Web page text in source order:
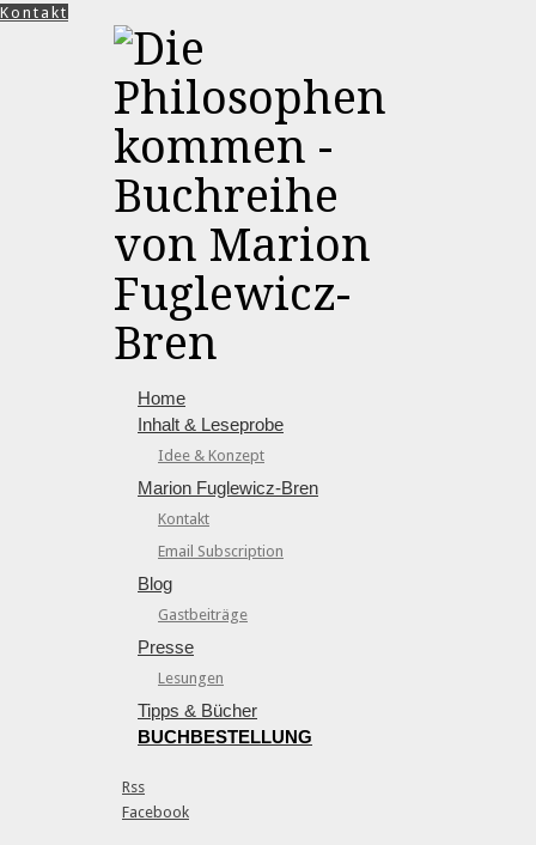
Kontakt
Home
Inhalt & Leseprobe
Idee & Konzept
Marion Fuglewicz-Bren
Kontakt
Email Subscription
Blog
Gastbeiträge
Presse
Lesungen
Tipps & Bücher
BUCHBESTELLUNG
Rss
Facebook